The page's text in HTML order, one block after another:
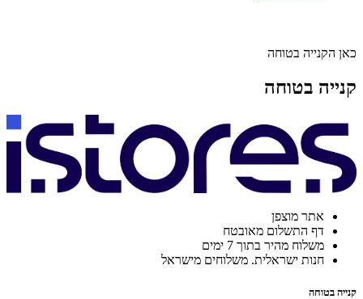
כאן הקנייה בטוחה
קנייה בטוחה
אתר מוצפן
דף התשלום מאובטח
משלוח מהיר בתוך 7 ימים
חנות ישראלית. משלוחים מישראל
קנייה בטוחה